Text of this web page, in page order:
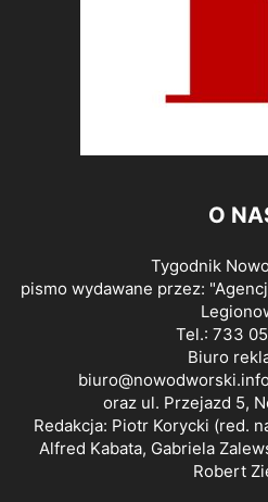
O
Tygodnik
pismo wydawane przez:
Tel.: 733
Biuro
biuro@nowodworski.info
oraz ul. Przejazd 5,
Redakcja: Piotr Korycki (red.
Alfred Kabata, Gabriela
Robert